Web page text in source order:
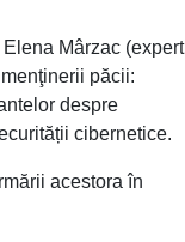
Mârzac (expert
păcii:
despre
cibernetice.
acestora în